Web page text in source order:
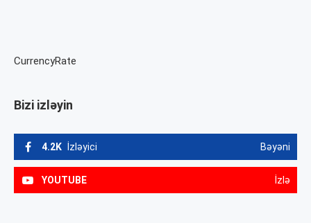
CurrencyRate
Bizi izləyin
4.2K İzləyici Bəyəni
YOUTUBE İzlə